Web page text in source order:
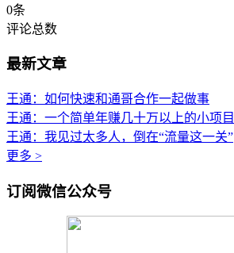
0条
评论总数
最新文章
王通：如何快速和通哥合作一起做事
王通：一个简单年赚几十万以上的小项目
王通：我见过太多人，倒在“流量这一关”
更多 >
订阅微信公众号